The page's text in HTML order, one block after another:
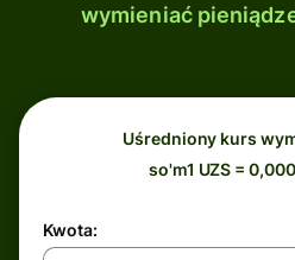
wymieniać
Uśredniony kurs
so'm1 UZS =
Kwota: